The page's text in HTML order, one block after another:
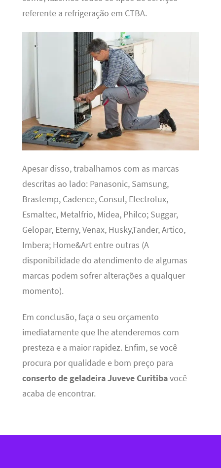
referente a refrigeração em CTBA.
Apesar disso, trabalhamos com as marcas
descritas ao lado: Panasonic, Samsung,
Brastemp, Cadence, Consul, Electrolux,
Esmaltec, Metalfrio, Midea, Philco; Suggar,
Gelopar, Eterny, Venax, Husky,Tander, Artico,
Imbera; Home&Art entre outras (A
disponibilidade do atendimento de algumas
marcas podem sofrer alterações a qualquer
momento).
Em conclusão, faça o seu orçamento
imediatamente que lhe atenderemos com
presteza e a maior rapidez. Enfim, se você
procura por qualidade e bom preço para
conserto de geladeira Juveve Curitibavocê
acaba de encontrar.